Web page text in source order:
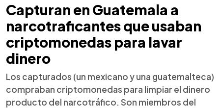
Capturan en Guatemala a
narcotraficantes que usaban
criptomonedas para lavar
dinero
Los capturados (un mexicano y una guatemalteca)
compraban criptomonedas para limpiar el dinero
producto del narcotráfico. Son miembros del